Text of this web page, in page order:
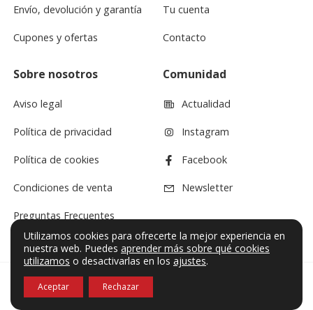
Envío, devolución y garantía
Cupones y ofertas
Tu cuenta
Contacto
Sobre nosotros
Aviso legal
Política de privacidad
Política de cookies
Condiciones de venta
Preguntas Frecuentes
Comunidad
Actualidad
Instagram
Facebook
Newsletter
© VF Sound 2026. Todos los derechos reservados.
Utilizamos cookies para ofrecerte la mejor experiencia en
nuestra web. Puedes aprender más sobre qué cookies
utilizamos o desactivarlas en los ajustes.
Aceptar Rechazar